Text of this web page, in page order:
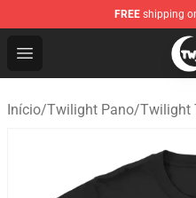
FREE shipping
Open menu
Twilight Store - Official
Início/Twilight Pano/Twilight